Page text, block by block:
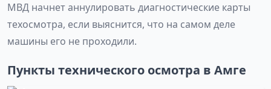
МВД начнет аннулировать диагностические карты
техосмотра, если выяснится, что на самом деле
машины его не проходили.
Пункты технического осмотра в Амге